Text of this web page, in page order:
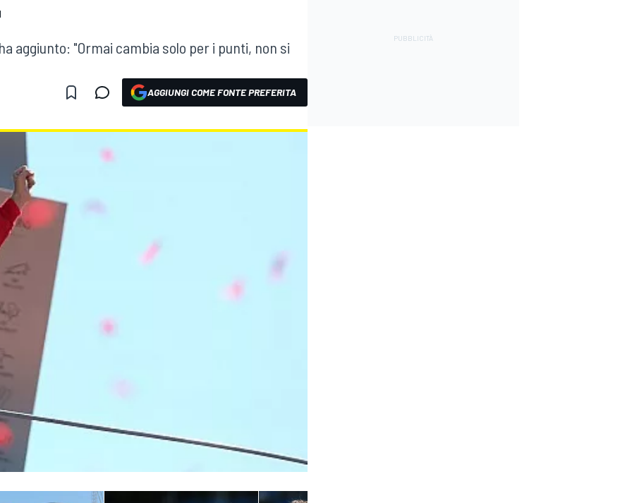
aggiunto: "Ormai cambia solo per i punti, non si
AGGIUNGI COME FONTE PREFERITA